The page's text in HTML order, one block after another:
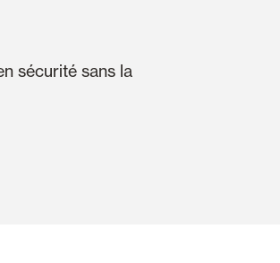
sécurité sans la